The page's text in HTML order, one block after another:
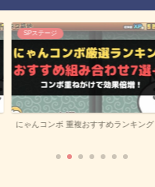
SPステージ
にゃんコンボ 重複おすすめランキング